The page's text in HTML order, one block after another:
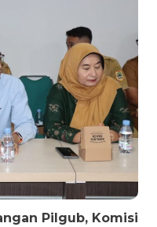
Pilgub, Komisi